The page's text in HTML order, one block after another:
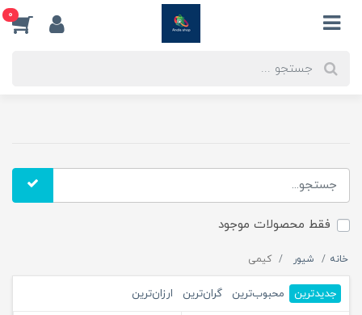
0
فقط محصولات موجود
خانه شیور کیمی
جدیدترین محبوب‌ترین گران‌ترین ارزان‌ترین